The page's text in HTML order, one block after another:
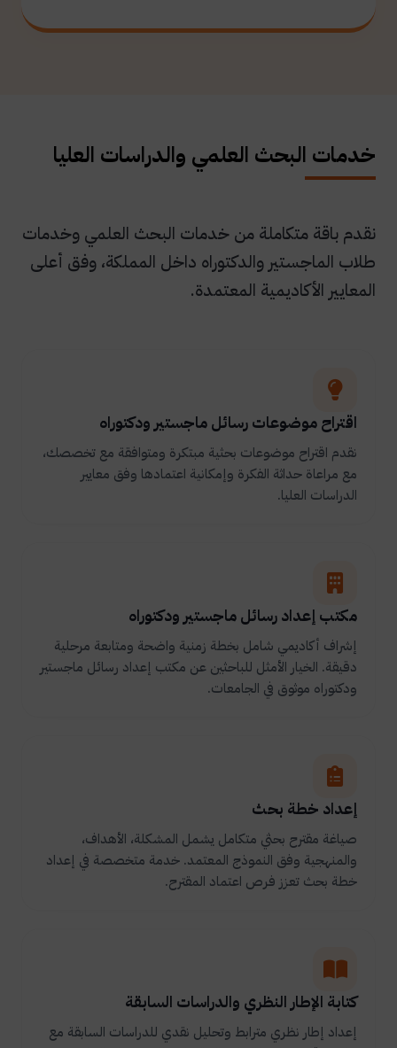
خدمات البحث العلمي والدراسات العليا
نقدم باقة متكاملة من خدمات البحث العلمي وخدمات
طلاب الماجستير والدكتوراه داخل المملكة، وفق أعلى
المعايير الأكاديمية المعتمدة.
اقتراح موضوعات رسائل ماجستير ودكتوراه
نقدم اقتراح موضوعات بحثية مبتكرة ومتوافقة مع تخصصك،
مع مراعاة حداثة الفكرة وإمكانية اعتمادها وفق معايير
الدراسات العليا.
مكتب إعداد رسائل ماجستير ودكتوراه
إشراف أكاديمي شامل بخطة زمنية واضحة ومتابعة مرحلية
دقيقة. الخيار الأمثل للباحثين عن مكتب إعداد رسائل ماجستير
ودكتوراه موثوق في الجامعات.
إعداد خطة بحث
صياغة مقترح بحثي متكامل يشمل المشكلة، الأهداف،
والمنهجية وفق النموذج المعتمد. خدمة متخصصة في إعداد
خطة بحث تعزز فرص اعتماد المقترح.
كتابة الإطار النظري والدراسات السابقة
إعداد إطار نظري مترابط وتحليل نقدي للدراسات السابقة مع